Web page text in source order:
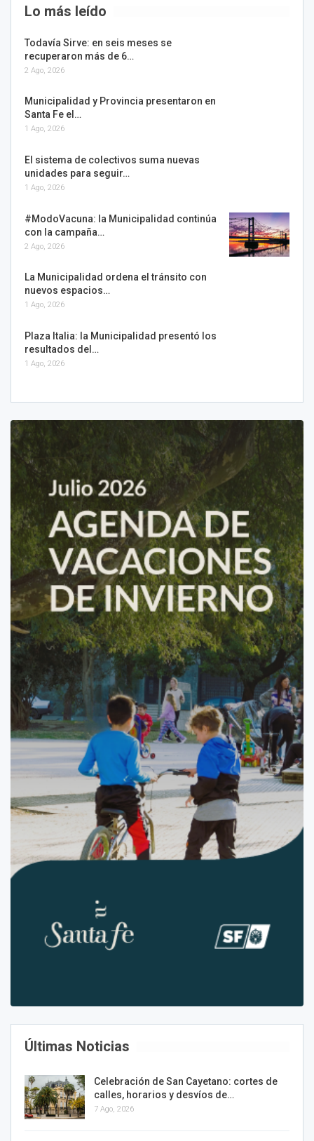
Lo más leído
Todavía Sirve: en seis meses se
recuperaron más de 6…
2 Ago, 2026
Municipalidad y Provincia presentaron en
Santa Fe el…
1 Ago, 2026
El sistema de colectivos suma nuevas
unidades para seguir…
1 Ago, 2026
#ModoVacuna: la Municipalidad continúa
con la campaña…
2 Ago, 2026
La Municipalidad ordena el tránsito con
nuevos espacios…
1 Ago, 2026
Plaza Italia: la Municipalidad presentó los
resultados del…
1 Ago, 2026
Últimas Noticias
Celebración de San Cayetano: cortes de
calles, horarios y desvíos de…
7 Ago, 2026